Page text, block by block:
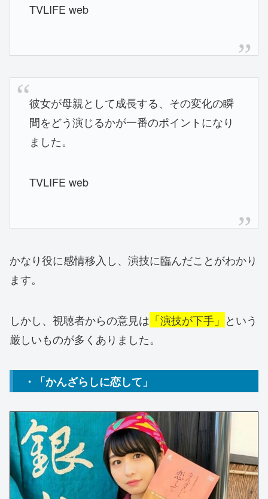
TVLIFE web
彼女が母親として成長する、その変化の瞬
間をどう演じるかが一番のポイントになり
ました。
TVLIFE web
かなり役に感情移入し、演技に臨んだことがわかり
ます。
しかし、視聴者からの意見は 「演技が下手」 という
厳しいものが多くありました。
・「かんざらしに恋して」